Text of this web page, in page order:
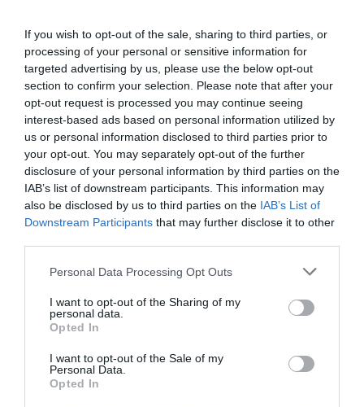
If you wish to opt-out of the sale, sharing to third parties, or
processing of your personal or sensitive information for
targeted advertising by us, please use the below opt-out
section to confirm your selection. Please note that after your
opt-out request is processed you may continue seeing
interest-based ads based on personal information utilized by
us or personal information disclosed to third parties prior to
your opt-out. You may separately opt-out of the further
disclosure of your personal information by third parties on the
IAB’s list of downstream participants. This information may
also be disclosed by us to third parties on the IAB’s List of
Downstream Participants that may further disclose it to other
Personal Data Processing Opt Outs
I want to opt-out of the Sharing of my
personal data.
Opted In
I want to opt-out of the Sale of my
Personal Data.
Opted In
entretenimiento, y otras 100 carreras populares de
running y ciclismo. Cada año publica un informe anual,
Fan Attendance Report, con las principales magnitudes
del ticketing deportivo en España.
El módulo incluye información club a club en LaLiga,
ACB, Asobal, Superliga de voleibol y todas las grandes
ligas extranjeras de fútbol y baloncesto masuclino y
femenino, así como los datos de asistencia media y
agregada partidos de selecciones, torneos
internacionales celebrados en España o Copas del Rey y
de la Reina de todos los deportes. Si quieres más
información, contacta con nosotros a través de
intelligence@2playbook.com.
de forma gratuita
ACTIVAR AHORA
Compartir